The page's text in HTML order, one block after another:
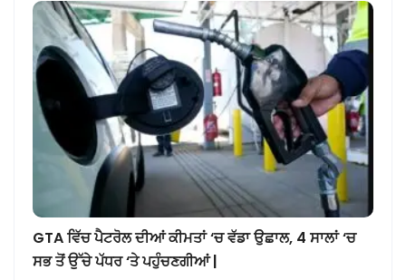
GTA ਵਿੱਚ ਪੈਟਰੋਲ ਦੀਆਂ ਕੀਮਤਾਂ ‘ਚ ਵੱਡਾ ਉਛਾਲ, 4 ਸਾਲਾਂ ‘ਚ
ਸਭ ਤੋਂ ਉੱਚੇ ਪੱਧਰ ‘ਤੇ ਪਹੁੰਚਣਗੀਆਂ |